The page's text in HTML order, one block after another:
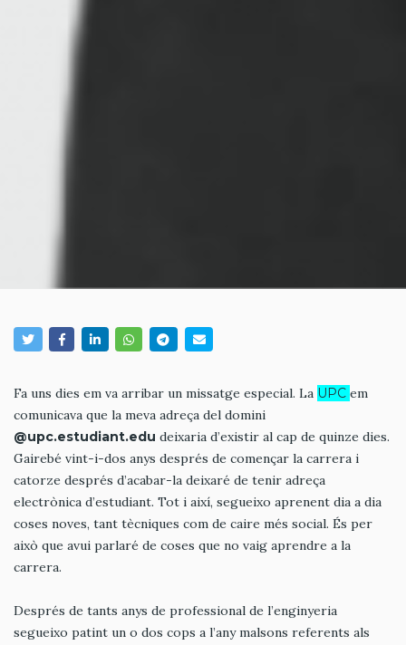
Fa uns dies em va arribar un missatge especial. La UPC em
comunicava que la meva adreça del domini
@upc.estudiant.edu deixaria d’existir al cap de quinze dies.
Gairebé vint-i-dos anys després de començar la carrera i
catorze després d’acabar-la deixaré de tenir adreça
electrònica d’estudiant. Tot i així, segueixo aprenent dia a dia
coses noves, tant tècniques com de caire més social. És per
això que avui parlaré de coses que no vaig aprendre a la
carrera.
Després de tants anys de professional de l’enginyeria
segueixo patint un o dos cops a l’any malsons referents als